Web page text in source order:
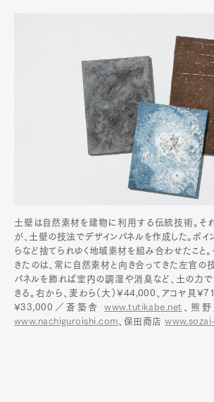
土壁は自然素材を建物に利用する伝統技術。そ
が、土壁の技法でデザインパネルを作成した。ポイ
らなど捨てられゆく地域素材を組み合わせたこと。
きたのは、常に自然素材と向き合ってきた左官の
パネルを飾れば室内の調湿や消臭など、土の力
きる。右から、麦わら（大）¥44,000、アコヤ貝
¥33,000／蒼築舎www.tutikabe.net 、熊
www.nachiguroishi.com
、保田商店